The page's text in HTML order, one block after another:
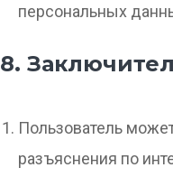
персональных
8.
Пользователь
разъяснения по